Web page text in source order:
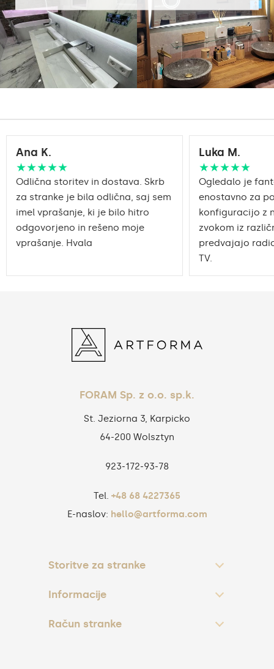
Ana K.
★★★★★
Odlična storitev in dostava. Skrb
za stranke je bila odlična, saj sem
imel vprašanje, ki je bilo hitro
odgovorjeno in rešeno moje
vprašanje. Hvala
Luka M.
★★★★★
Ogledalo je
enostavno za
konfiguracijo z
zvokom iz
predvajajo
TV.
FORAM Sp. z o.o. sp.k.
St. Jeziorna 3, Karpicko
64-200 Wolsztyn
923‑172‑93‑78
Tel. +48 68 4227365
E-naslov: hello@artforma.com
Storitve za stranke
Informacije
Račun stranke